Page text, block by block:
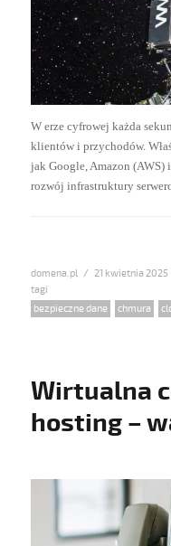
W erze cyfrowej każda
klientów i przychodów.
jak Google, Amazon
rozwój infrastruktury
domena.pl
Posted
21 kwietnia 2025
Tags
bezpieczne dane chmura
Wirtualna
hosting –